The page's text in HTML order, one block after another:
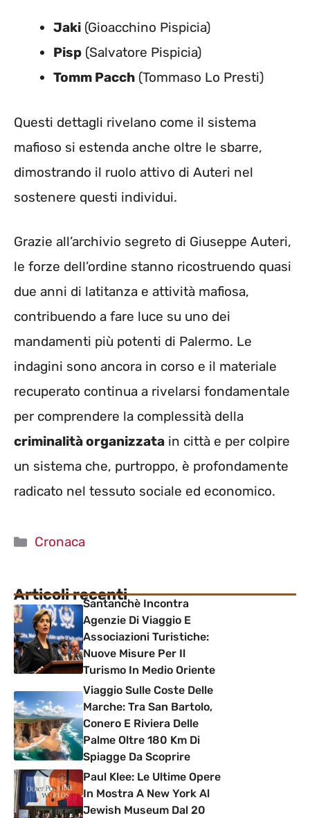
Jaki (Gioacchino Pispicia)
Pisp (Salvatore Pispicia)
Tomm Pacch (Tommaso Lo Presti)
Questi dettagli rivelano come il sistema
mafioso si estenda anche oltre le sbarre,
dimostrando il ruolo attivo di Auteri nel
sostenere questi individui.
Grazie all’archivio segreto di Giuseppe Auteri,
le forze dell’ordine stanno ricostruendo quasi
due anni di latitanza e attività mafiosa,
contribuendo a fare luce su uno dei
mandamenti più potenti di Palermo. Le
indagini sono ancora in corso e il materiale
recuperato continua a rivelarsi fondamentale
per comprendere la complessità della
criminalità organizzata in città e per colpire
un sistema che, purtroppo, è profondamente
radicato nel tessuto sociale ed economico.
Categorie
Cronaca
Articoli recentiSantanchè Incontra
Agenzie Di Viaggio E
Associazioni Turistiche:
Nuove Misure Per Il
Turismo In Medio Oriente
Viaggio Sulle Coste Delle
Marche: Tra San Bartolo,
Conero E Riviera Delle
Palme Oltre 180 Km Di
Spiagge Da Scoprire
Paul Klee: Le Ultime Opere
In Mostra A New York Al
Jewish Museum Dal 20